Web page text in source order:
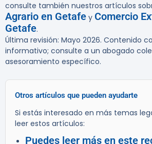
consulte también nuestros artículos
Agrario en Getafe y Comercio
Getafe.
Última revisión: Mayo 2026. Contenido
informativo; consulte a un abogado
asesoramiento específico.
Otros artículos que pueden ayudarte
Si estás interesado en más temas
leer estos artículos:
Puedes leer más en este